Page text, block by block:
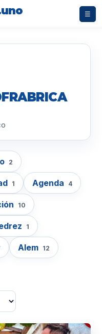
☰
2
1 Agenda 4
10
1
Alem 12